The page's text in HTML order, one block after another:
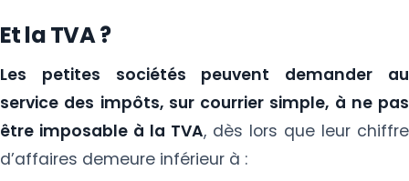
Et la TVA ?
Les petites sociétés peuvent demander au
service des impôts, sur courrier simple, à ne pas
être imposable à la TVA, dès lors que leur chiffre
d’affaires demeure inférieur à :